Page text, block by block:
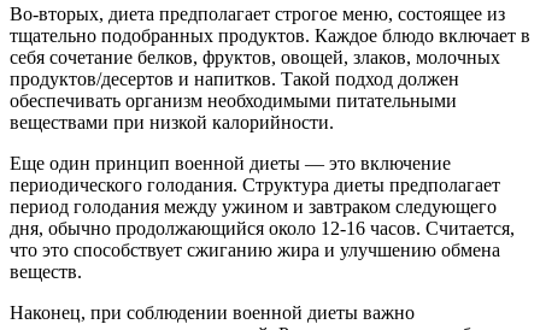
Во-вторых, диета предполагает строгое меню, состоящее из
тщательно подобранных продуктов. Каждое блюдо включает в
себя сочетание белков, фруктов, овощей, злаков, молочных
продуктов/десертов и напитков. Такой подход должен
обеспечивать организм необходимыми питательными
веществами при низкой калорийности.
Еще один принцип военной диеты — это включение
периодического голодания. Структура диеты предполагает
период голодания между ужином и завтраком следующего
дня, обычно продолжающийся около 12-16 часов. Считается,
что это способствует сжиганию жира и улучшению обмена
веществ.
Наконец, при соблюдении военной диеты важно